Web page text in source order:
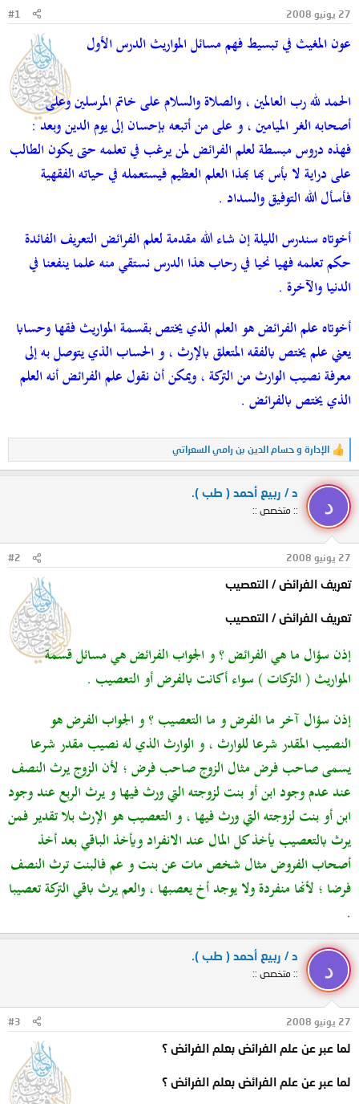
و
ض
و
ع
د
27 يونيو 2008 #1
عون المغيث في تبسيط فهم مسائل المواريث الدرس الأول
الحمد لله رب العالمين ، والصلاة والسلام على خاتم المرسلين وعلى
أصحابه الغر الميامين ، و على من أتبعه بإحسان إلى يوم الدين وبعد :
فهذه دروس مبسطة لعلم الفرائض لمن يرغب في تعلمه حتى يكون الطالب
على دراية لا بأس بها بهذا العلم العظيم فيستعمله في حياته الفقهية
فأسأل الله التوفيق والسداد .
أخوتاه سندرس الليلة إن شاء الله مقدمة لعلم الفرائض التعريف الفائدة
حكم تعلمه فهيا نحيا في رحاب هذا الدرس نستقي منه علما ينفعنا في
الدنيا والآخرة .
أخوتاه علم الفرائض هو العلم الذي يختص بقسمة المواريث فقها وحسابا
يعني علم يختص بالفقه المتعلق بالإرث ، و الحساب الذي يتوصل به إلى
معرفة نصيب الوارث من التركة ، ويمكن أن نقول علم الفرائض أنه العلم
الذي يختص بالفرائض .
ا
ل
ف
ع
ل
ا
ت
:
الإدارة و حسام الدين بن رامي السعراتي
د
د / ربيع أحمد ( طب ).
:: متخصص ::
27 يونيو 2008 #2
تعريف الفرائض / التعصيب
تعريف الفرائض / التعصيب
إذن سؤال ما هي الفرائض ؟ و الجواب الفرائض هي مسائل قسمة
المواريث ( التركات ) سواء أكانت بالفرض أو التعصيب .
إذن سؤال آخر ما الفرض و ما التعصيب ؟ و الجواب الفرض هو
النصيب المقدر شرعا للوارث ، و الوارث الذي له نصيب مقدر شرعا
يسمى صاحب فرض مثال الزوج صاحب فرض ؛ لأن الزوج يرث النصف
عند عدم وجود ابن أو بنت لزوجته التي ورث فيها و يرث الربع عند وجود
ابن أو بنت لزوجته التي ورث فيها ، و التعصيب هو الإرث بلا تقدير فمن
يرث بالتعصيب يأخذ كل المال عند الانفراد ويأخذ الباقي بعد أخذ
أصحاب الفروض مثال شخص مات عن بنت و عم فالبنت ترث النصف
فرضا ؛ لأنها منفردة ولا يوجد أخ يعصبها ، والعم يرث باقي التركة تعصيبا
.
د
د / ربيع أحمد ( طب ).
:: متخصص ::
27 يونيو 2008 #3
لما عبر عن علم الفرائض بعلم الفرائض ؟
لما عبر عن علم الفرائض بعلم الفرائض ؟